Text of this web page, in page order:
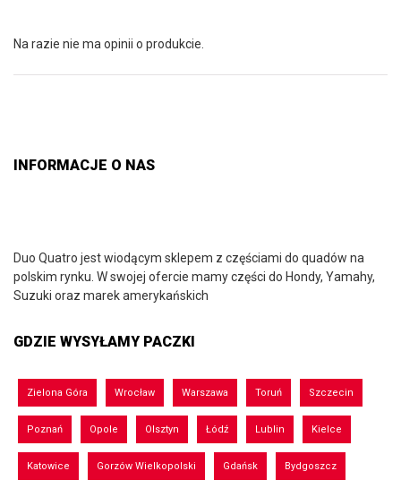
Na razie nie ma opinii o produkcie.
INFORMACJE O NAS
Duo Quatro jest wiodącym sklepem z częściami do quadów na
polskim rynku. W swojej ofercie mamy części do Hondy, Yamahy,
Suzuki oraz marek amerykańskich
GDZIE WYSYŁAMY PACZKI
Zielona Góra Wrocław Warszawa Toruń Szczecin
Poznań Opole Olsztyn Łódź Lublin Kielce
Katowice Gorzów Wielkopolski Gdańsk Bydgoszcz